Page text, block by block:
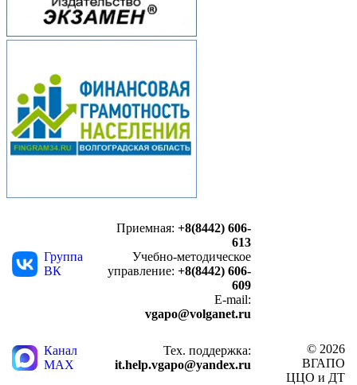
Группа
ВК
Приемная: +8(8442) 606-
613
Учебно-методическое
управление: +8(8442) 606-
609
E-mail:
vgapo@volganet.ru
Канал
MAX
Тех. поддержка:
it.help.vgapo@yandex.ru
© 2026
ВГАПО
ЦЦО и ДТ